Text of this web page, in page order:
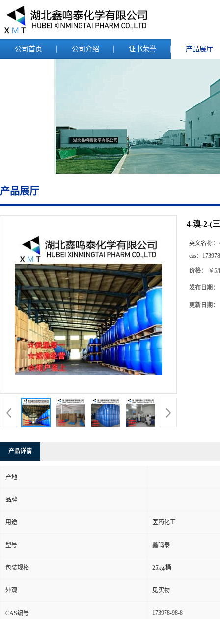
公司首页 公司介绍 证书荣誉 产品展厅
产品展厅
4-溴-2-(
英文名称：
cas：
价格： ￥5/
发布日期：
更新日期：
产品详请
产地
品牌
用途 医药化工
型号 鑫鸣泰
包装规格 25kg/桶
外观 见实物
CAS编号 173978-98-8